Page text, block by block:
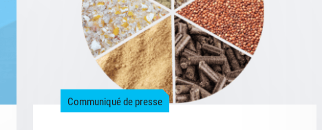
Communiqué de presse